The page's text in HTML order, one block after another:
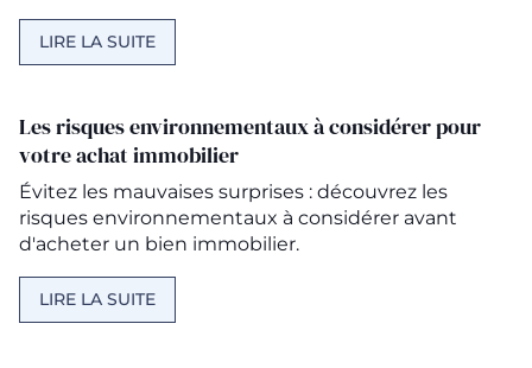
LIRE LA SUITE
Les risques environnementaux à considérer pour
votre achat immobilier
Évitez les mauvaises surprises : découvrez les
risques environnementaux à considérer avant
d'acheter un bien immobilier.
LIRE LA SUITE